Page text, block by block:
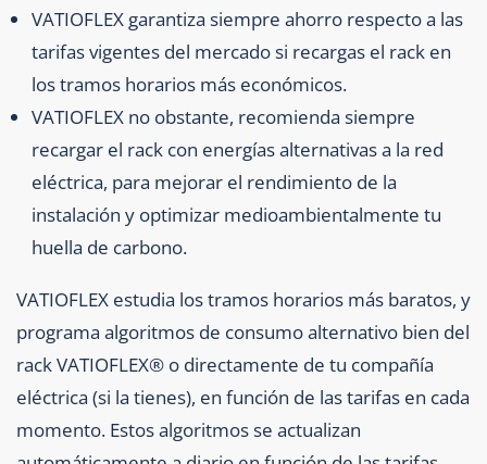
VATIOFLEX garantiza siempre ahorro respecto a las
tarifas vigentes del mercado si recargas el rack en
los tramos horarios más económicos.
VATIOFLEX no obstante, recomienda siempre
recargar el rack con energías alternativas a la red
eléctrica, para mejorar el rendimiento de la
instalación y optimizar medioambientalmente tu
huella de carbono.
VATIOFLEX estudia los tramos horarios más baratos, y
programa algoritmos de consumo alternativo bien del
rack VATIOFLEX® o directamente de tu compañía
eléctrica (si la tienes), en función de las tarifas en cada
momento. Estos algoritmos se actualizan